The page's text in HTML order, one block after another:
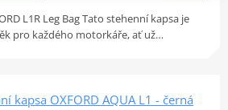
L1R Leg Bag Tato stehenní kapsa je
pro každého motorkáře, ať už…
kapsa OXFORD AQUA L1 - černá